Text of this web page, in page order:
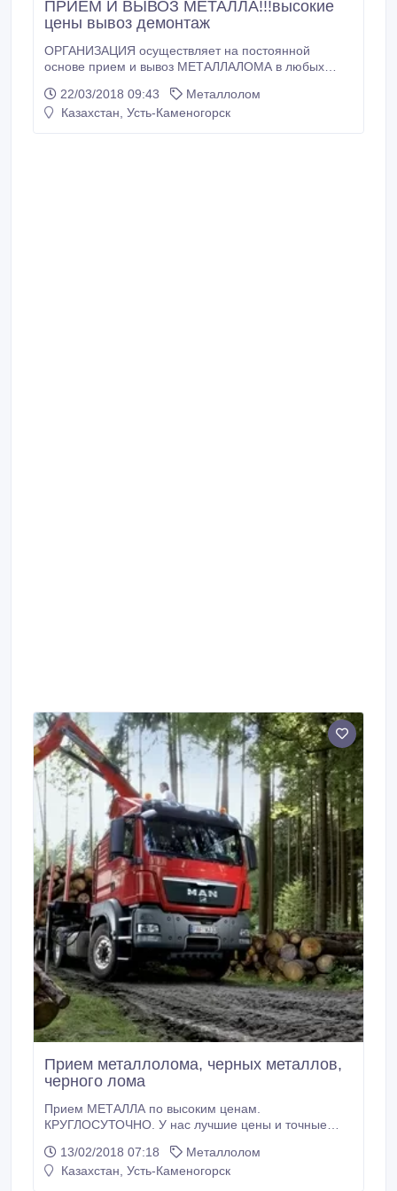
ПРИЕМ И ВЫВОЗ МЕТАЛЛА!!!высокие
цены вывоз демонтаж
ОРГАНИЗАЦИЯ осуществляет на постоянной
основе прием и вывоз МЕТАЛЛАЛОМА в любых
металлаконструкций газарезка балгарка вывоз
манипулятором ломовозом опытные грузчеки
22/03/2018 09:43
Металлолом
Казахстан, Усть-Каменогорск
Прием металлолома, черных металлов,
черного лома
Прием МЕТАЛЛА по высоким ценам.
КРУГЛОСУТОЧНО. У нас лучшие цены и точные
13/02/2018 07:18
Металлолом
Казахстан, Усть-Каменогорск